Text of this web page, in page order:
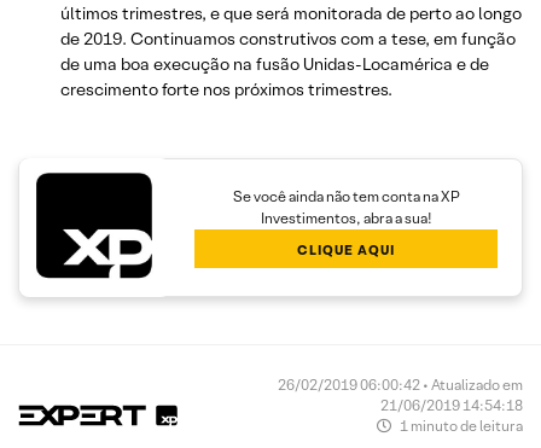
últimos trimestres, e que será monitorada de perto ao longo
de 2019. Continuamos construtivos com a tese, em função
de uma boa execução na fusão Unidas-Locamérica e de
crescimento forte nos próximos trimestres.
Se você ainda não tem conta na XP
Investimentos, abra a sua!
CLIQUE AQUI
26/02/2019 06:00:42 • Atualizado em
21/06/2019 14:54:18
1 minuto de leitura